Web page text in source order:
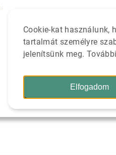
Cookie-kat használunk,
tartalmát személyre
jelenítsünk meg.
Elfogadom